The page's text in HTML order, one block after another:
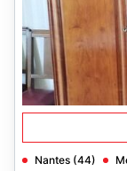
Nantes (44)